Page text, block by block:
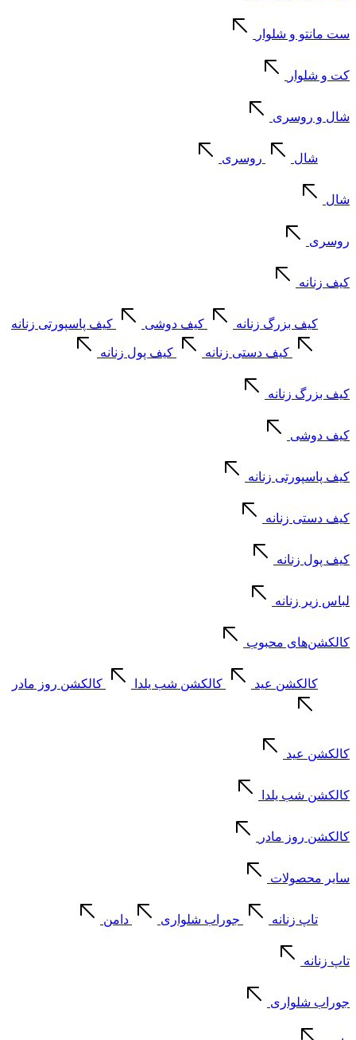
ست مانتو و شلوار
کت و شلوار
شال و روسری
شال روسری
شال
روسری
کیف زنانه
کیف بزرگ زنانه کیف دوشی کیف پاسپورتی زنانه
کیف دستی زنانه کیف پول زنانه
کیف بزرگ زنانه
کیف دوشی
کیف پاسپورتی زنانه
کیف دستی زنانه
کیف پول زنانه
لباس زیر زنانه
کالکشن‌های محبوب
کالکشن عید کالکشن شب یلدا کالکشن روز مادر
کالکشن عید
کالکشن شب یلدا
کالکشن روز مادر
سایر محصولات
تاپ زنانه جوراب شلواری دامن
تاپ زنانه
جوراب شلواری